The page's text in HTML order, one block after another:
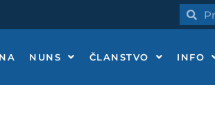
NUNS ČLANSTVO INFO